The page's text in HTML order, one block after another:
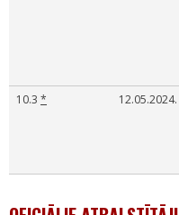
10.3 * 12.05.2024.